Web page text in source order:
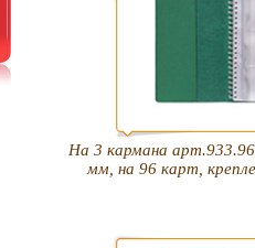
На 3 кармана
мм, на 96 карт,